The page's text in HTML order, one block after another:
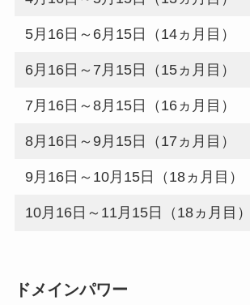
5月16日～6月15日（14ヵ月目）
6月16日～7月15日（15ヵ月目）
7月16日～8月15日（16ヵ月目）
8月16日～9月15日（17ヵ月目）
9月16日～10月15日（18ヵ月目）
10月16日～11月15日（18ヵ月目）
ドメインパワー